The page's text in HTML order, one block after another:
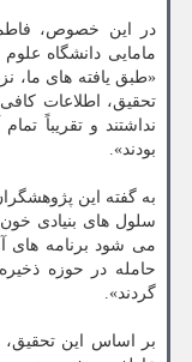
در این خصوص،
مامایی دانشگاه
تحقیق، اطلاعات
نداشتند و تقریباً
بودند».
به گفته این
سلول های بنیادی خون
می شود برنامه های
حامله در حوزه
گردند».
بر اساس این